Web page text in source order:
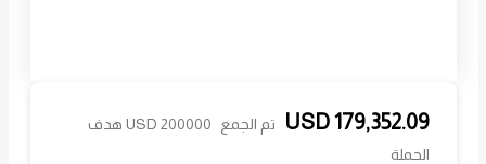
179,352.09
USD تم الجمع
200000 USD هدف
الحملة